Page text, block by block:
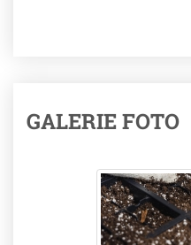
GALERIE FOTO